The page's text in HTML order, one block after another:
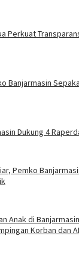
Perkuat
Banjarmasin
Dukung 4
Pemko
Anak di
Korban dan